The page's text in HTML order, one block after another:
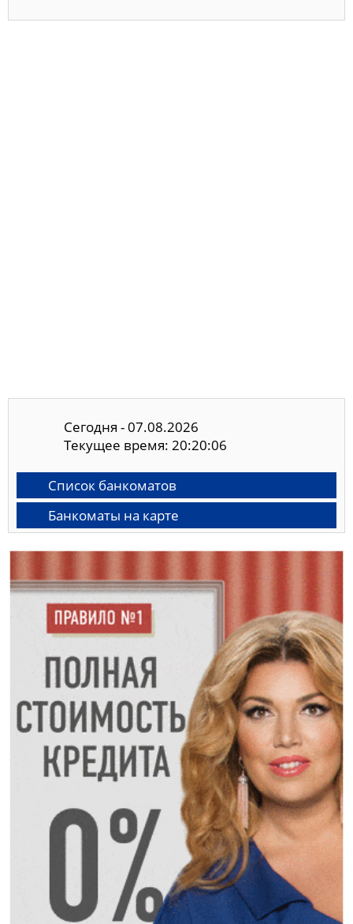
Сегодня - 07.08.2026
Текущее время: 20:20:07
Список банкоматов
Банкоматы на карте